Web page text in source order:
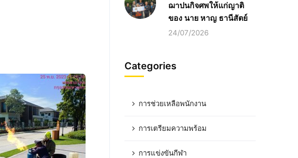
ฌาปนกิจศพให้แก่ญาติ
ของ นาย หาญ ธานีสัตย์
24/07/2026
Categories
การช่วยเหลือพนักงาน
การเตรียมความพร้อม
การแข่งขันกีฬา